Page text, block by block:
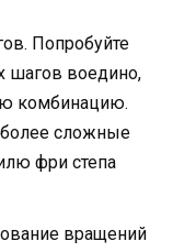
Попробуйте
шагов воедино,
комбинацию.
сложные
фри степа
вращений